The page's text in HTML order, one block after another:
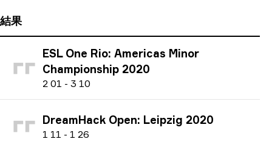
結果
ESL One Rio: Americas Minor
Championship 2020
2 01 - 3 10
DreamHack Open: Leipzig 2020
1 11 - 1 26